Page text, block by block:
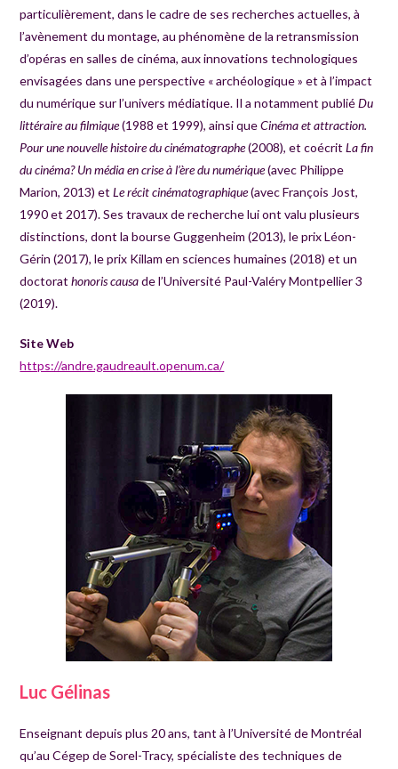
particulièrement, dans le cadre de ses recherches actuelles, à
l’avènement du montage, au phénomène de la retransmission
d’opéras en salles de cinéma, aux innovations technologiques
envisagées dans une perspective « archéologique » et à l’impact
du numérique sur l’univers médiatique. Il a notamment publiéDu
littéraire au filmique(1988 et 1999), ainsi queCinéma et attraction.
Pour une nouvelle histoire du cinématographe(2008), et coécritLa fin
du cinéma? Un média en crise à l’ère du numérique(avec Philippe
Marion, 2013) etLe récit cinématographique(avec François Jost,
1990 et 2017). Ses travaux de recherche lui ont valu plusieurs
distinctions, dont la bourse Guggenheim (2013), le prix Léon-
Gérin (2017), le prix Killam en sciences humaines (2018) et un
doctorathonoris causade l’Université Paul-Valéry Montpellier 3
(2019).
Site Web
https://andre.gaudreault.openum.ca/
Luc Gélinas
Enseignant depuis plus 20 ans, tant à l’Université de Montréal
qu’au Cégep de Sorel-Tracy, spécialiste des techniques de